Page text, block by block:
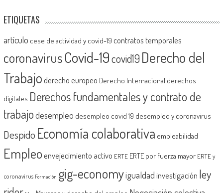
ETIQUETAS
artículo cese de actividad y covid-19 contratos temporales
coronavirusCovid-19covid19 Derecho del
Trabajoderecho europeo Derecho Internacional derechos
digitales Derechos fundamentales y contrato de
trabajodesempleo desempleo covid 19 desempleo y coronavirus
Despido Economía colaborativa empleabilidad
Empleoenvejecimiento activo ERTE ERTE por fuerza mayor ERTE y
coronavirus Formación gig-economyigualdadinvestigación ley